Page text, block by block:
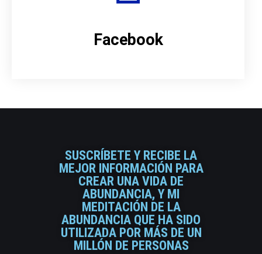
Facebook
SUSCRÍBETE Y RECIBE LA
MEJOR INFORMACIÓN PARA
CREAR UNA VIDA DE
ABUNDANCIA, Y MI
MEDITACIÓN DE LA
ABUNDANCIA QUE HA SIDO
UTILIZADA POR MÁS DE UN
MILLÓN DE PERSONAS